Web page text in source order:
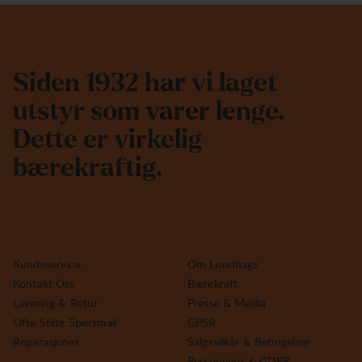
Sid en 1 932 har vi aget
utstyr som varer enge.
Dette er vir ke ig
bære kraftig.
Kundeservice
Kontakt Oss
Levering & Retur
Ofte Stilte Spørsmal
Reparasjoner
Om Lundhags
Bærekraft
Presse & Media
GPSR
Salgsvilkår & Betingelser